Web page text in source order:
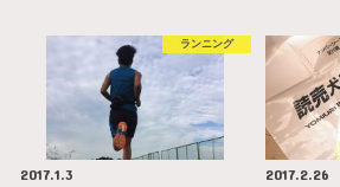
ランニング
2017.1.3 2017.2.26